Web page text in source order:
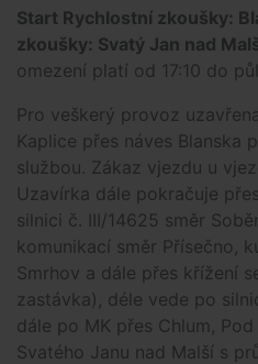
Start Rychlostní zkoušky:
zkoušky: Svatý Jan nad
omezení platí od 17:10 do
Pro veškerý provoz
Kaplice přes náves Blanska
službou. Zákaz vjezdu u
Uzavírka dále pokračuje
silnici č. III/14625 směr
komunikací směr Přísečno,
Smrhov a dále přes křížení
zastávka), déle vede po
dále po MK přes Chlum,
Svatého Janu nad Malší s